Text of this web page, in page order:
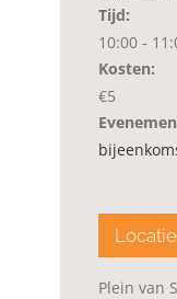
Tijd:
10:00 -
Kosten:
€5
Locatie
Plein van